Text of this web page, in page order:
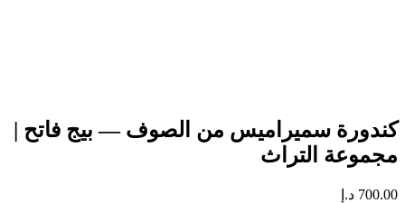
كندورة سميراميس من الصوف — بيج فاتح |
مجموعة التراث
700.00 د.إ